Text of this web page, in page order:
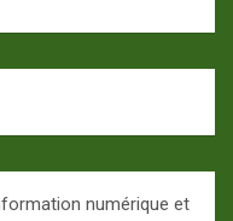
numérique et